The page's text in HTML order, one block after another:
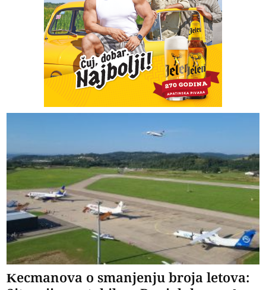
Kecmanova o smanjenju broja letova: